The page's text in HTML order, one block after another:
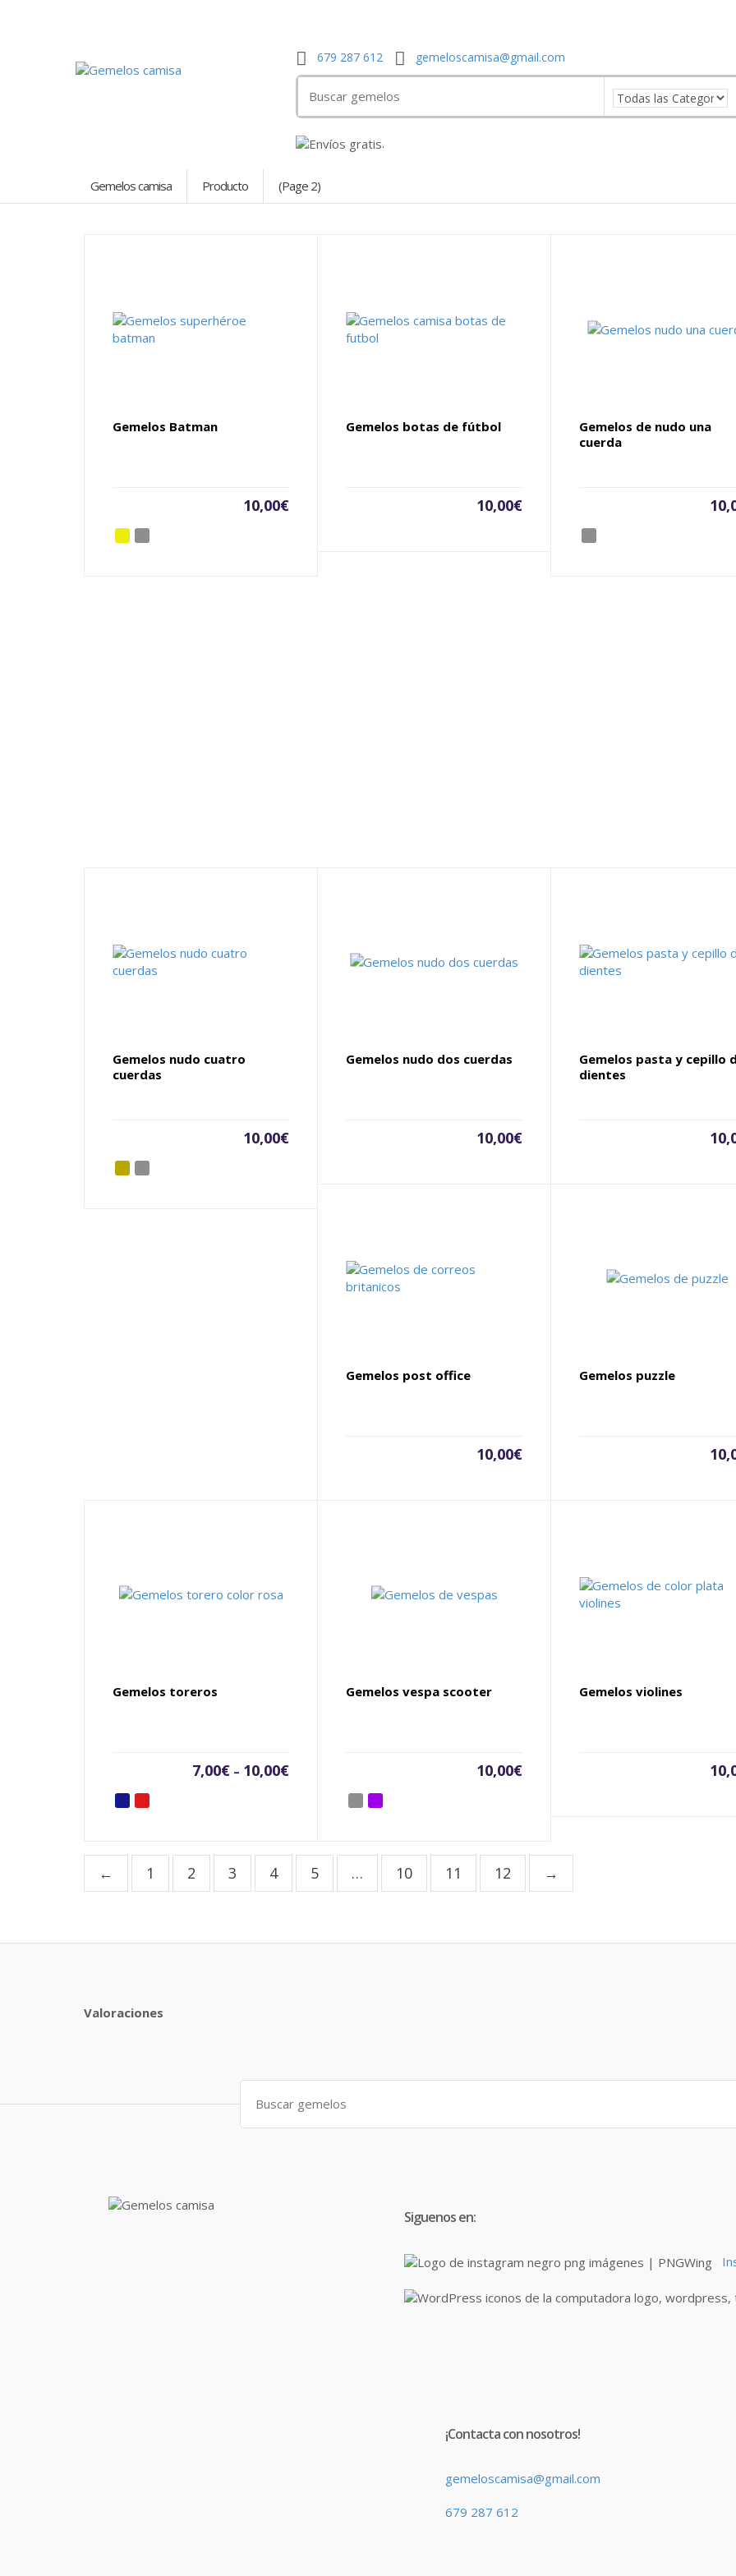
679 287 612 gemeloscamisa@gmail.com
for:
.
Gemelos camisa Producto (Page 2)
Gemelos Batman
10,00€
Gemelos botas de fútbol
10,00€
Gemelos de nudo una
cuerda
Gemelos nudo cuatro
cuerdas
10,00€
Gemelos nudo dos cuerdas
10,00€
Gemelos pasta y cepillo
dientes
Gemelos post office
10,00€
Gemelos puzzle
Gemelos toreros
7,00€– 10,00€
Gemelos vespa scooter
10,00€
Gemelos violines
← 1 2 3 4 5 … 10 11 12 →
Valoraciones
Search
for:
Siguenos en:
¡Contacta con nosotros!
gemeloscamisa@gmail.com
679 287 612